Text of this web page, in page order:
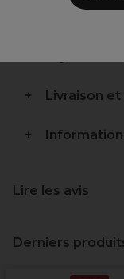
Livraison
Lire les avis
Derniers